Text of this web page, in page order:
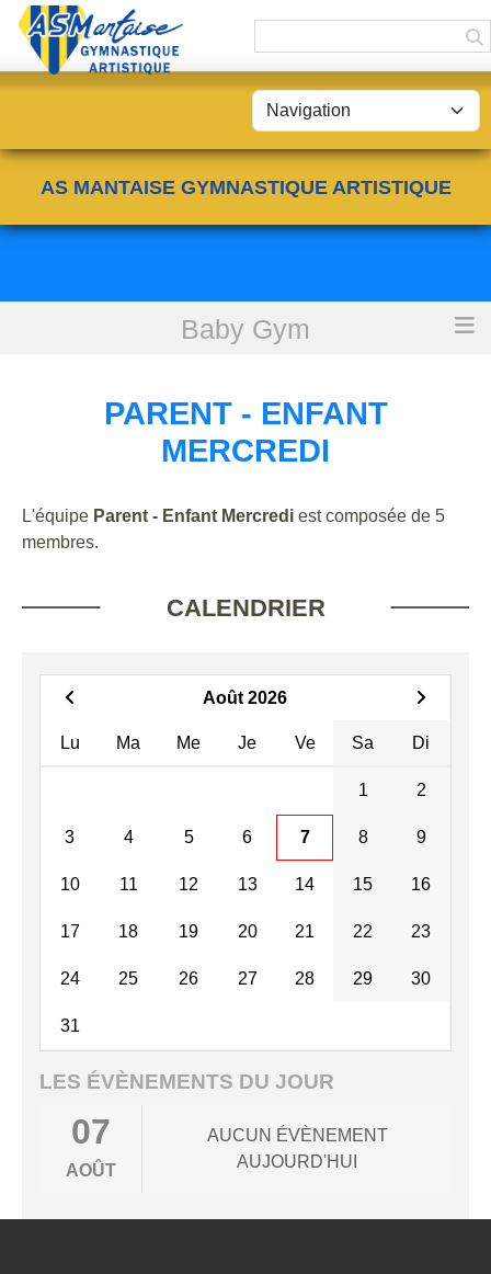
AS MANTAISE GYMNASTIQUE ARTISTIQUE
Baby Gym
Parent - Enfant Mercredi
PARENT - ENFANT
MERCREDI
L'équipe Parent - Enfant Mercredi est composée de 5
membres.
CALENDRIER
Août 2026
Lu Ma Me Je Ve Sa Di
1 2
3 4 5 6 7 8 9
10 11 12 13 14 15 16
17 18 19 20 21 22 23
24 25 26 27 28 29 30
31
LES ÉVÈNEMENTS DU JOUR
07
AOÛT
AUCUN ÉVÈNEMENT
AUJOURD'HUI
Panneau de gestion des cookies